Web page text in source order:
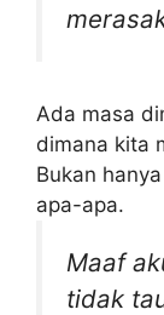
Ada masa
dimana kita
Bukan
apa-apa.
Maaf
tidak